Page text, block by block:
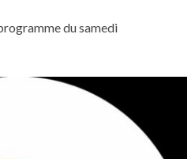
du samedi